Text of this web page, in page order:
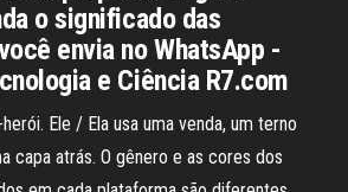
o significado das
envia no WhatsApp -
e Ciência R7.com
Ele / Ela usa uma venda, um terno
capa atrás. O gênero e as cores dos